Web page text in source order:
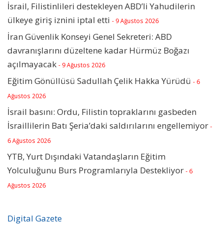
İsrail, Filistinlileri destekleyen ABD’li Yahudilerin
ülkeye giriş iznini iptal etti - 9 Ağustos 2026
İran Güvenlik Konseyi Genel Sekreteri: ABD
davranışlarını düzeltene kadar Hürmüz Boğazı
açılmayacak - 9 Ağustos 2026
Eğitim Gönüllüsü Sadullah Çelik Hakka Yürüdü - 6
Ağustos 2026
İsrail basını: Ordu, Filistin topraklarını gasbeden
İsraillilerin Batı Şeria’daki saldırılarını engellemiyor -
6 Ağustos 2026
YTB, Yurt Dışındaki Vatandaşların Eğitim
Yolculuğunu Burs Programlarıyla Destekliyor - 6
Ağustos 2026
Digital Gazete